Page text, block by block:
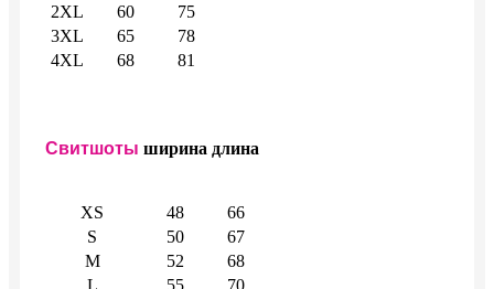
2XL
60
75
3XL
65
78
4XL
68 81
Свитшоты ширина длина
XS 48
66
S
50
67
M
52
68
L
55
70